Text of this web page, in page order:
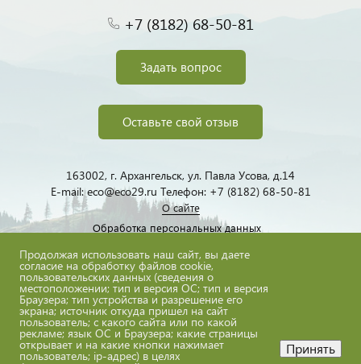
+7 (8182) 68-50-81
Задать вопрос
Оставьте свой отзыв
163002, г. Архангельск, ул. Павла Усова, д.14
E-mail: eco@eco29.ru Телефон: +7 (8182) 68-50-81
О сайте
Обработка персональных данных
eco@eco29.ru
Продолжая использовать наш сайт, вы даете
согласие на обработку файлов cookie,
пользовательских данных (сведения о
местоположении; тип и версия ОС; тип и версия
Браузера; тип устройства и разрешение его
экрана; источник откуда пришел на сайт
пользователь; с какого сайта или по какой
рекламе; язык ОС и Браузера; какие страницы
открывает и на какие кнопки нажимает
пользователь; ip-адрес) в целях Принять